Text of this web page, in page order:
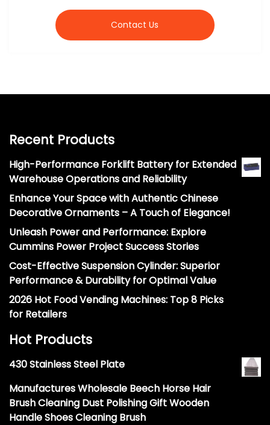
Contact Us
Recent Products
High-Performance Forklift Battery for Extended
Warehouse Operations and Reliability
Enhance Your Space with Authentic Chinese
Decorative Ornaments – A Touch of Elegance!
Unleash Power and Performance: Explore
Cummins Power Project Success Stories
Cost-Effective Suspension Cylinder: Superior
Performance & Durability for Optimal Value
2026 Hot Food Vending Machines: Top 8 Picks
for Retailers
Hot Products
430 Stainless Steel Plate
Manufactures Wholesale Beech Horse Hair
Brush Cleaning Dust Polishing Gift Wooden
Handle Shoes Cleaning Brush